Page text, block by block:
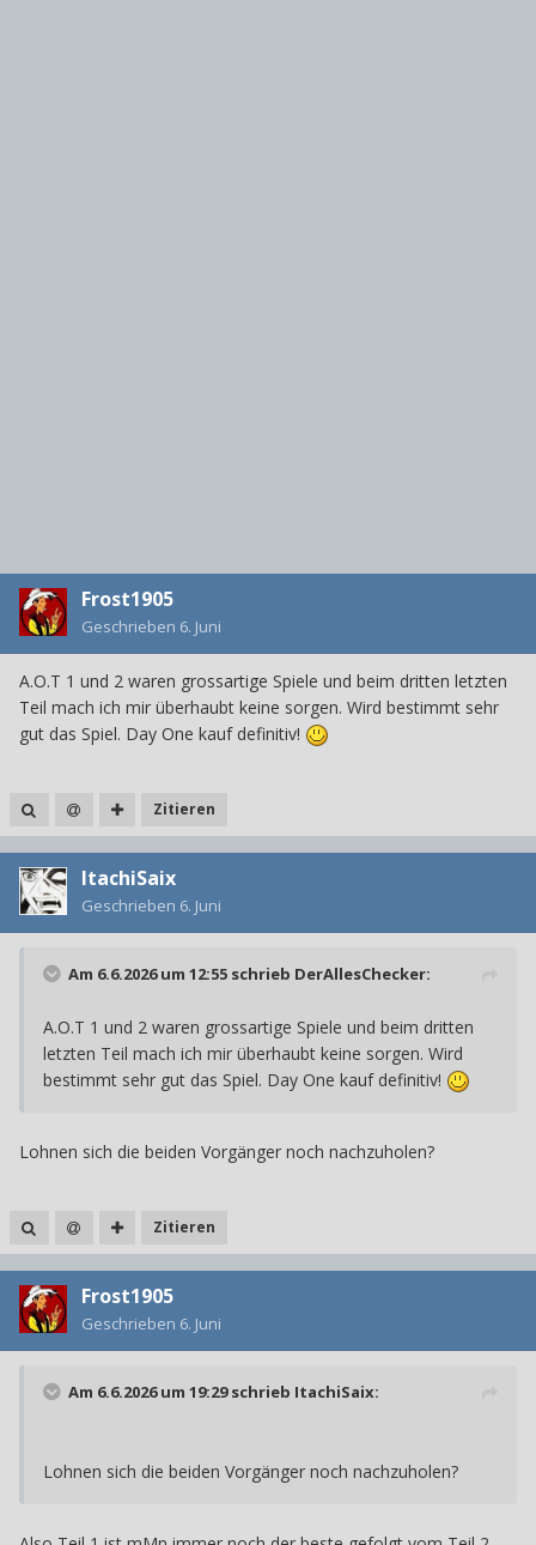
Frost1905
Geschrieben 6. Juni
A.O.T 1 und 2 waren grossartige Spiele und beim dritten letzten
Teil mach ich mir überhaubt keine sorgen. Wird bestimmt sehr
gut das Spiel. Day One kauf definitiv!
Zitieren
ItachiSaix
Geschrieben 6. Juni
Am 6.6.2026 um 12:55 schrieb DerAllesChecker:
A.O.T 1 und 2 waren grossartige Spiele und beim dritten
letzten Teil mach ich mir überhaubt keine sorgen. Wird
bestimmt sehr gut das Spiel. Day One kauf definitiv!
Lohnen sich die beiden Vorgänger noch nachzuholen?
Zitieren
Frost1905
Geschrieben 6. Juni
Am 6.6.2026 um 19:29 schrieb ItachiSaix:
Lohnen sich die beiden Vorgänger noch nachzuholen?